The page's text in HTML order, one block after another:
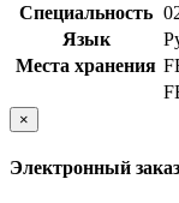
Специальность
Язык
Места хранения
×
Электронный